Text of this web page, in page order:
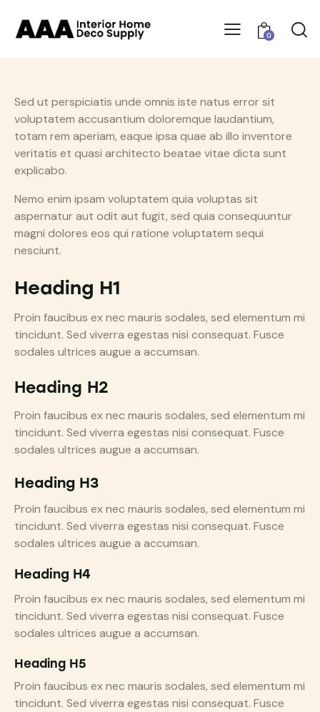
0
Sed ut perspiciatis unde omnis iste natus error sit
voluptatem accusantium doloremque laudantium,
totam rem aperiam, eaque ipsa quae ab illo inventore
veritatis et quasi architecto beatae vitae dicta sunt
explicabo.
Nemo enim ipsam voluptatem quia voluptas sit
aspernatur aut odit aut fugit, sed quia consequuntur
magni dolores eos qui ratione voluptatem sequi
nesciunt.
Heading H1
Proin faucibus ex nec mauris sodales, sed elementum mi
tincidunt. Sed viverra egestas nisi consequat. Fusce
sodales ultrices augue a accumsan.
Heading H2
Proin faucibus ex nec mauris sodales, sed elementum mi
tincidunt. Sed viverra egestas nisi consequat. Fusce
sodales ultrices augue a accumsan.
Heading H3
Proin faucibus ex nec mauris sodales, sed elementum mi
tincidunt. Sed viverra egestas nisi consequat. Fusce
sodales ultrices augue a accumsan.
Heading H4
Proin faucibus ex nec mauris sodales, sed elementum mi
tincidunt. Sed viverra egestas nisi consequat. Fusce
sodales ultrices augue a accumsan.
Heading H5
Proin faucibus ex nec mauris sodales, sed elementum mi
tincidunt. Sed viverra egestas nisi consequat. Fusce